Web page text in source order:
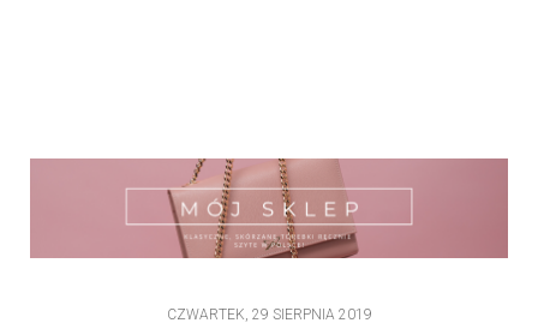
CZWARTEK, 29 SIERPNIA 2019